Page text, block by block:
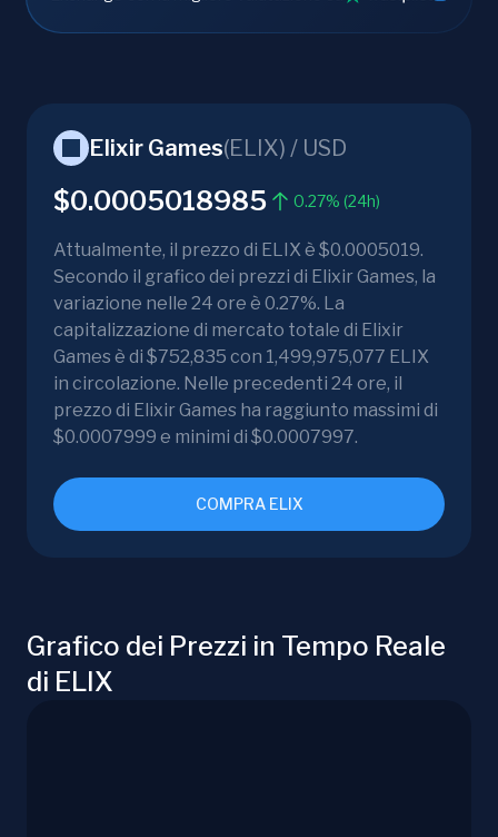
Elixir Games(ELIX) / USD
$0.0005018985 0.27% (24h)
Attualmente, il prezzo di ELIX è $0.0005019.
Secondo il grafico dei prezzi di Elixir Games, la
variazione nelle 24 ore è 0.27%. La
capitalizzazione di mercato totale di Elixir
Games è di $752,835 con 1,499,975,077 ELIX
in circolazione. Nelle precedenti 24 ore, il
prezzo di Elixir Games ha raggiunto massimi di
$0.0007999 e minimi di $0.0007997.
COMPRA ELIX
Grafico dei Prezzi in Tempo Reale
di ELIX